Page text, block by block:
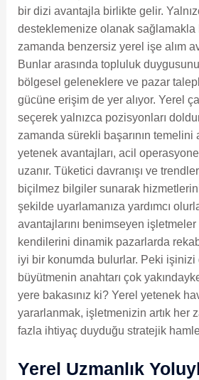
bir dizi avantajla birlikte gelir.
desteklemenize olanak sağlamakla
zamanda benzersiz yerel işe alım
Bunlar arasında topluluk
bölgesel geleneklere ve pazar
gücüne erişim de yer alıyor. Yerel
seçerek yalnızca pozisyonları
zamanda sürekli başarının temelini
yetenek avantajları, acil
uzanır. Tüketici davranışı ve
biçilmez bilgiler sunarak
şekilde uyarlamanıza yardımcı
avantajlarını benimseyen
kendilerini dinamik pazarlarda
iyi bir konumda bulurlar. Peki
büyütmenin anahtarı çok
yere bakasınız ki? Yerel yetenek
yararlanmak, işletmenizin artık her
fazla ihtiyaç duyduğu stratejik
Yerel Uzmanlık